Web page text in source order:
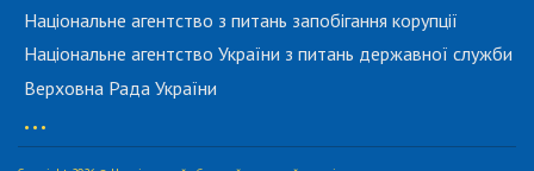
Національне агентство з питань запобігання корупції
Національне агентство України з питань державної служби
Верховна Рада України
...